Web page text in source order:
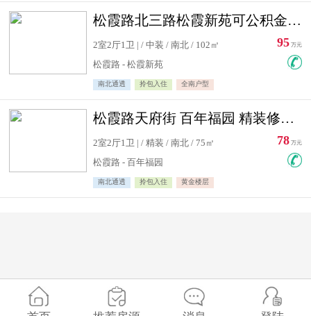
松霞路北三路松霞新苑可公积金贷款北小区南北通透住宅急售
2室2厅1卫 | / 中装 / 南北 / 102㎡
松霞路 - 松霞新苑
南北通透 拎包入住 全南户型
95 万元
松霞路天府街 百年福园 精装修住宅急售
2室2厅1卫 | / 精装 / 南北 / 75㎡
松霞路 - 百年福园
南北通透 拎包入住 黄金楼层
78 万元